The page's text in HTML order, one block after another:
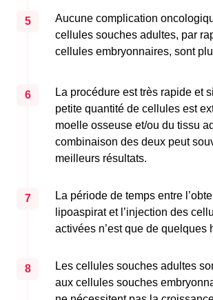
5
Aucune complication
cellules souches adultes, par
cellules embryonnaires, sont
6
La procédure est très rapide et
petite quantité de cellules est
moelle osseuse et/ou du tissu
combinaison des deux peut
meilleurs résultats.
7
La période de temps entre
lipoaspirat et l’injection des
activées n’est que de quelques
8
Les cellules souches adultes
aux cellules souches